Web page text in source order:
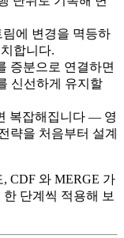
에 변경을 멱등하
합니다.
증분으로 연결하면
신선하게 유지할
복잡해집니다 — 영
략을 처음부터 설계
CDF 와 MERGE 가
단계씩 적용해 보